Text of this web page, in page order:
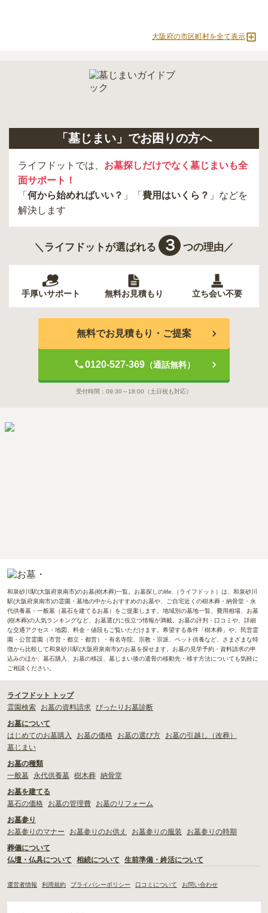
現地への見学が難しい場合は、資料請求でも各霊園の詳しい料金案
大阪府の市区町村を全て表示
「墓じまい」でお困りの方へ
ライフドットでは、 お墓探しだけでなく墓じまいも全
面サポート！
「 何から始めればいい？ 」「 費用はいくら？ 」などを
解決します
＼ライフドットが選ばれる ３ つの理由／
手厚いサポート 無料お見積もり 立ち会い不要
無料でお見積もり・ご提案
0120-527-369（通話無料）
受付時間： 09:30～18:00 （土日祝も対応）
和泉砂川駅(大阪府泉南市)のお墓(樹木葬)一覧。お墓探しのlife.（ライフドット）は、和泉砂川
駅(大阪府泉南市)の霊園・墓地の中からおすすめのお墓や、ご自宅近くの樹木葬・納骨堂・永
代供養墓・一般墓（墓石を建てるお墓）をご提案します。地域別の墓地一覧、費用相場、お墓
(樹木葬)の人気ランキングなど、お墓選びに役立つ情報が満載。お墓の評判・口コミや、詳細
な交通アクセス・地図、料金・値段もご覧いただけます。希望する条件「樹木葬」や、民営霊
園・公営霊園（市営・都立・都営）・有名寺院、宗教・宗派、ペット供養など、さまざまな特
徴から比較して和泉砂川駅(大阪府泉南市)のお墓を探せます。お墓の見学予約・資料請求の申
込みのほか、墓石購入、お墓の移設、墓じまい後の遺骨の移動先・移す方法についても気軽に
ご相談ください。
ライフドット トップ
霊園検索
お墓の資料請求 ぴったりお墓診断
お墓について
はじめてのお墓購入
お墓の価格 お墓の選び方
お墓の引越し（改葬）
墓じまい
お墓の種類
一般墓
永代供養墓 樹木葬 納骨堂
お墓を建てる
墓石の価格
お墓の管理費
お墓のリフォーム
お墓参り
お墓参りのマナー
お墓参りのお供え お墓参りの服装
お墓参りの時期
葬儀について
仏壇・仏具について
相続について 生前準備・終活について
運営者情報 利用規約 プライバシーポリシー 口コミについて お問い合わせ